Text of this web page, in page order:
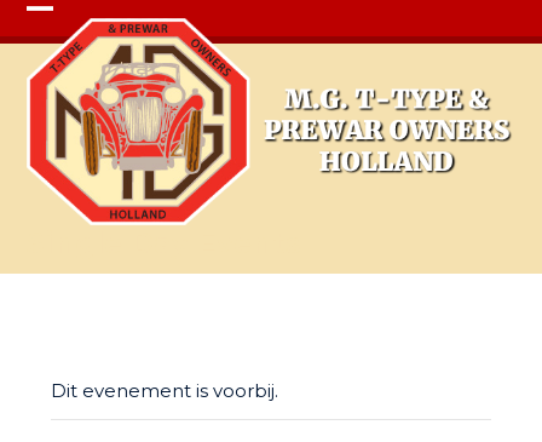
Open
mobile
menu
Close
mobile
menu
Dit evenement is voorbij.